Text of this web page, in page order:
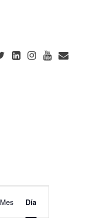
Navegación
de
Mes Día